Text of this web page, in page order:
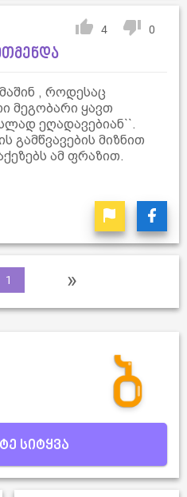
4 0
, როდესაც
მეგობარი ყავთ
ეღადავებიან``.
გამწვავების მიზნით
ამ ფრაზით.
1 »
სიტყვა